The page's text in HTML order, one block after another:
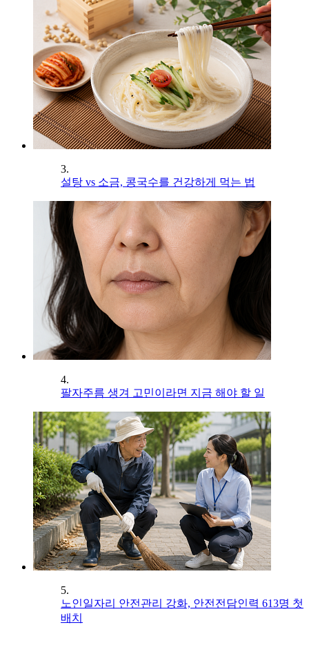
3.
설탕 vs 소금, 콩국수를 건강하게 먹는 법
4.
팔자주름 생겨 고민이라면 지금 해야 할 일
5.
노인일자리 안전관리 강화, 안전전담인력 613명 첫
배치